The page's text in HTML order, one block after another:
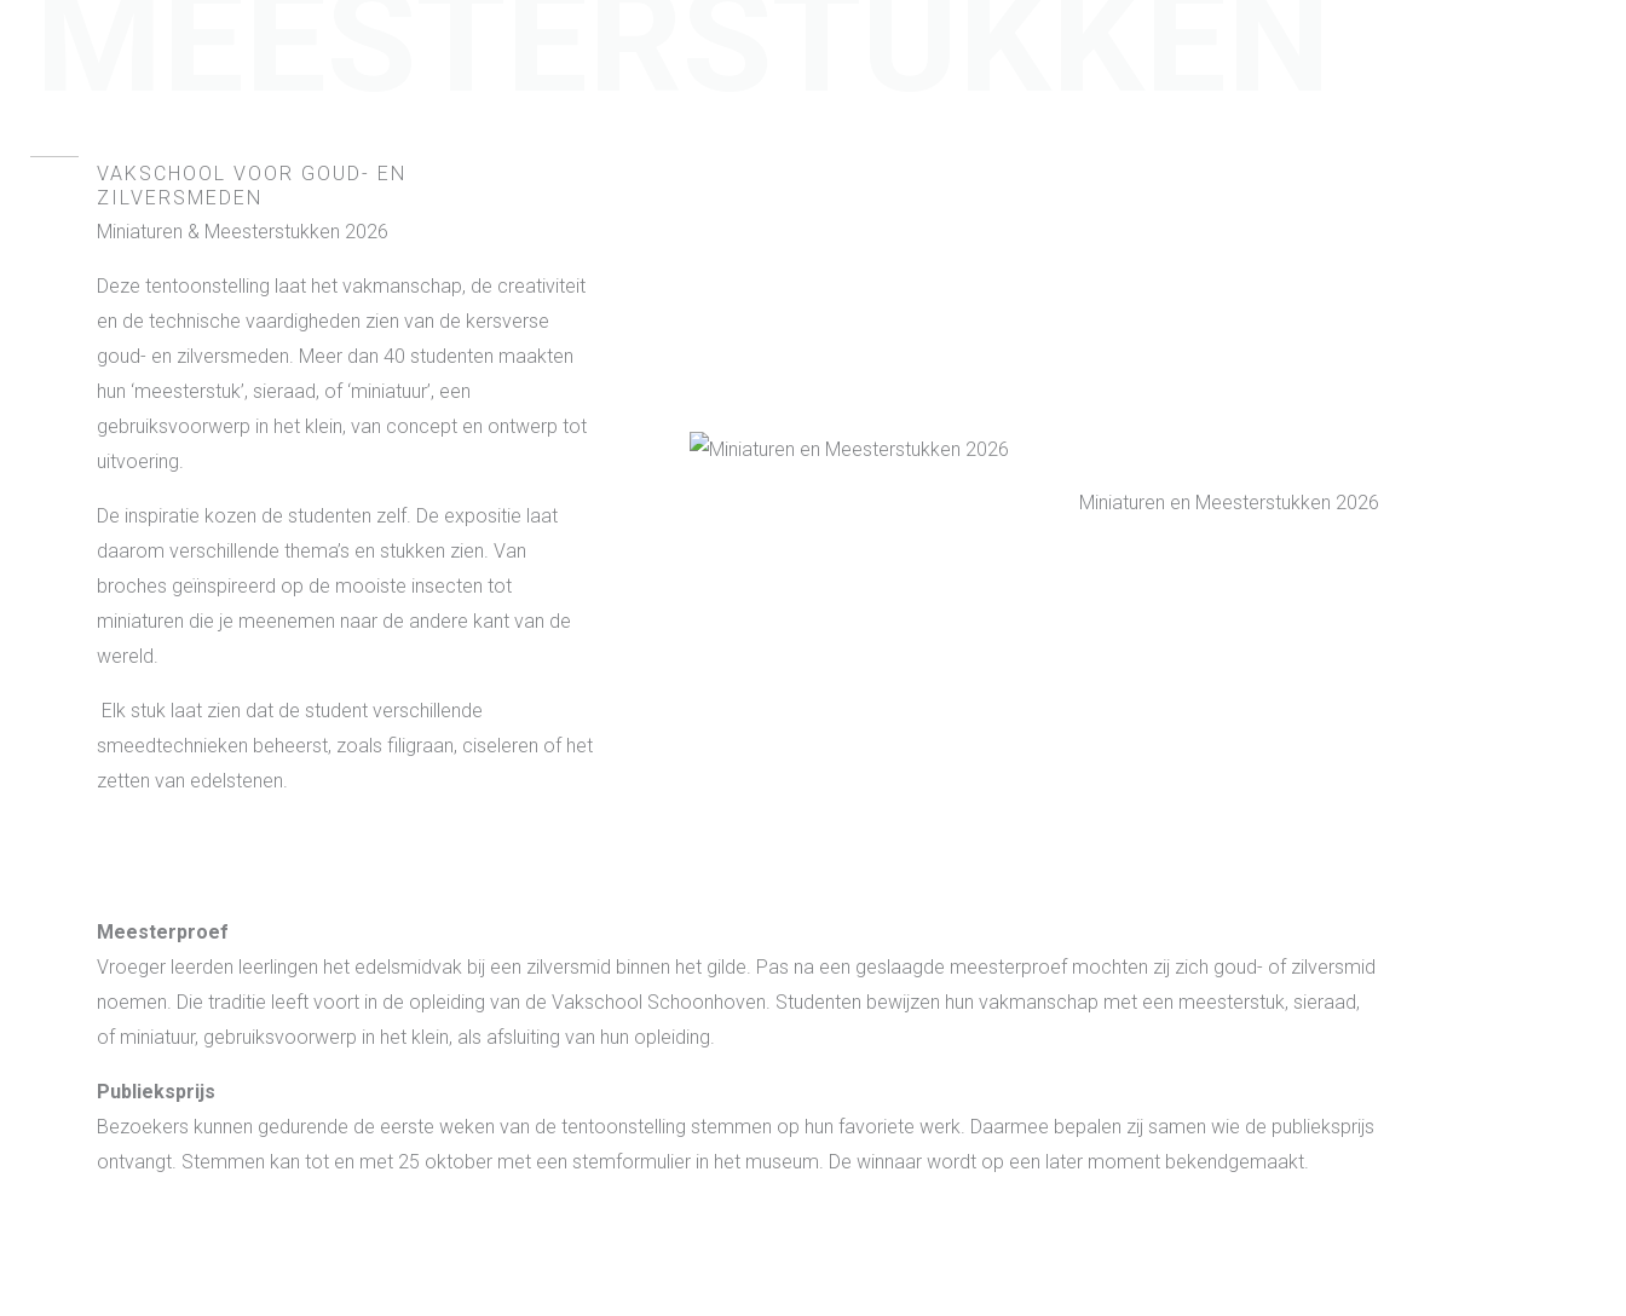
VAKSCHOOL VOOR GOUD- EN
ZILVERSMEDEN
Miniaturen & Meesterstukken 2026
Deze tentoonstelling laat het vakmanschap, de creativiteit
en de technische vaardigheden zien van de kersverse
goud- en zilversmeden. Meer dan 40 studenten maakten
hun ‘meesterstuk’, sieraad, of ‘miniatuur’, een
gebruiksvoorwerp in het klein, van concept en ontwerp tot
uitvoering.
De inspiratie kozen de studenten zelf. De expositie laat
daarom verschillende thema’s en stukken zien. Van
broches geïnspireerd op de mooiste insecten tot
miniaturen die je meenemen naar de andere kant van de
wereld.
Elk stuk laat zien dat de student verschillende
smeedtechnieken beheerst, zoals filigraan, ciseleren of het
zetten van edelstenen.
Miniaturen en Meesterstukken 2026
Meesterproef
Vroeger leerden leerlingen het edelsmidvak bij een zilversmid binnen het gilde. Pas na een geslaagde meesterproef mochten zij zich goud- of zilversmid
noemen. Die traditie leeft voort in de opleiding van de Vakschool Schoonhoven. Studenten bewijzen hun vakmanschap met een meesterstuk, sieraad,
of miniatuur, gebruiksvoorwerp in het klein, als afsluiting van hun opleiding.
Publieksprijs
Bezoekers kunnen gedurende de eerste weken van de tentoonstelling stemmen op hun favoriete werk. Daarmee bepalen zij samen wie de publieksprijs
ontvangt. Stemmen kan tot en met 25 oktober met een stemformulier in het museum. De winnaar wordt op een later moment bekendgemaakt.